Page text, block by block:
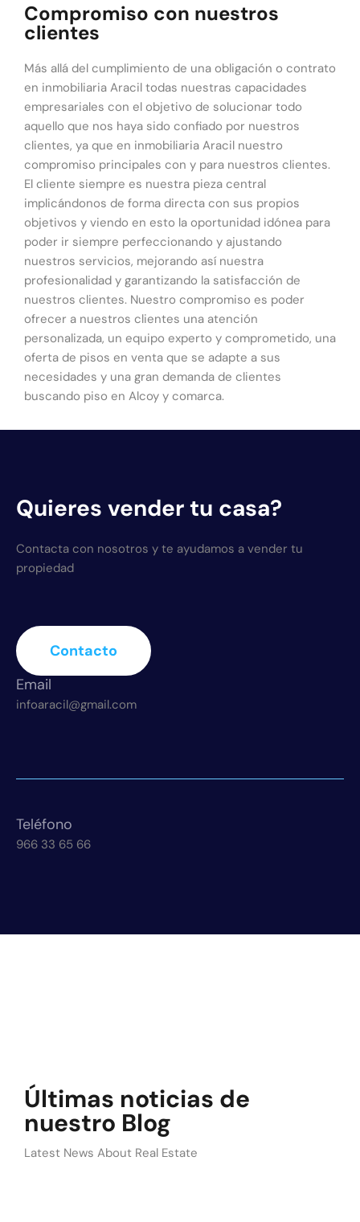
Compromiso con nuestros
clientes
Más allá del cumplimiento de una obligación o contrato
en inmobiliaria Aracil todas nuestras capacidades
empresariales con el objetivo de solucionar todo
aquello que nos haya sido confiado por nuestros
clientes, ya que en inmobiliaria Aracil nuestro
compromiso principales con y para nuestros clientes.
El cliente siempre es nuestra pieza central
implicándonos de forma directa con sus propios
objetivos y viendo en esto la oportunidad idónea para
poder ir siempre perfeccionando y ajustando
nuestros servicios, mejorando así nuestra
profesionalidad y garantizando la satisfacción de
nuestros clientes. Nuestro compromiso es poder
ofrecer a nuestros clientes una atención
personalizada, un equipo experto y comprometido, una
oferta de pisos en venta que se adapte a sus
necesidades y una gran demanda de clientes
buscando piso en Alcoy y comarca.
Quieres vender tu casa?
Contacta con nosotros y te ayudamos a vender tu
propiedad
Contacto
Email
infoaracil@gmail.com
Teléfono
966 33 65 66
Últimas noticias de
nuestro Blog
Latest News About Real Estate